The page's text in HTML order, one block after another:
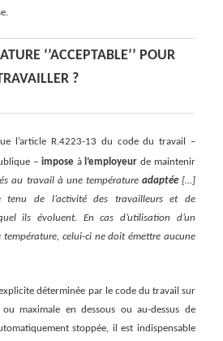
‘’ACCEPTABLE’’ POUR
?
l’article R.4223-13 du code du travail –
– imposeà l’employeur de maintenir
au travail à une température adaptée[…]
tenu de l’activité des travailleurs et de
ils évoluent. En cas d’utilisation d’un
celui-ci ne doit émettre aucune
explicite déterminée par le code du travail sur
maximale en dessous ou au-dessus de
stoppée, il est indispensable